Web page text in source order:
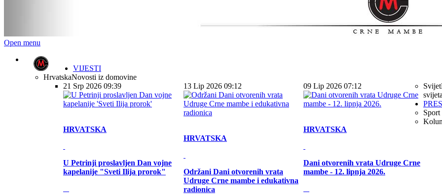
Open menu
VIJESTI
HrvatskaNovosti iz domovine
21 Srp 2026 09:39
HRVATSKA
U Petrinji proslavljen Dan vojne
kapelanije "Sveti Ilija prorok"
13 Lip 2026 09:12
HRVATSKA
Održani Dani otvorenih vrata
Udruge Crne mambe i edukativna
radionica
09 Lip 2026 07:12
HRVATSKA
Dani otvorenih vrata Udruge Crne
mambe - 12. lipnja 2026.
Svijet
svijeta
Sport